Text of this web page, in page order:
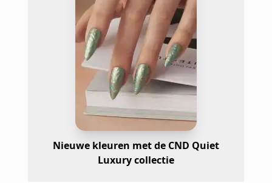
Nieuwe kleuren met de CND Quiet
Luxury collectie